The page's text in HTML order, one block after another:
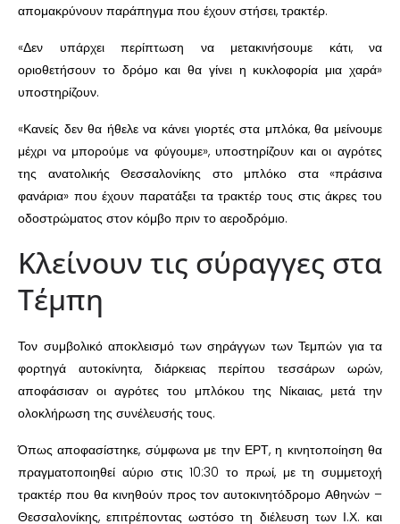
απομακρύνουν παράπηγμα που έχουν στήσει, τρακτέρ.
«Δεν υπάρχει περίπτωση να μετακινήσουμε κάτι, να
οριοθετήσουν το δρόμο και θα γίνει η κυκλοφορία μια χαρά»
υποστηρίζουν.
«Κανείς δεν θα ήθελε να κάνει γιορτές στα μπλόκα, θα μείνουμε
μέχρι να μπορούμε να φύγουμε», υποστηρίζουν και οι αγρότες
της ανατολικής Θεσσαλονίκης στο μπλόκο στα «πράσινα
φανάρια» που έχουν παρατάξει τα τρακτέρ τους στις άκρες του
οδοστρώματος στον κόμβο πριν το αεροδρόμιο.
Κλείνουν τις σύραγγες στα
Τέμπη
Τον συμβολικό αποκλεισμό των σηράγγων των Τεμπών για τα
φορτηγά αυτοκίνητα, διάρκειας περίπου τεσσάρων ωρών,
αποφάσισαν οι αγρότες του μπλόκου της Νίκαιας, μετά την
ολοκλήρωση της συνέλευσής τους.
Όπως αποφασίστηκε, σύμφωνα με την ΕΡΤ, η κινητοποίηση θα
πραγματοποιηθεί αύριο στις 10:30 το πρωί, με τη συμμετοχή
τρακτέρ που θα κινηθούν προς τον αυτοκινητόδρομο Αθηνών –
Θεσσαλονίκης, επιτρέποντας ωστόσο τη διέλευση των Ι.Χ. και